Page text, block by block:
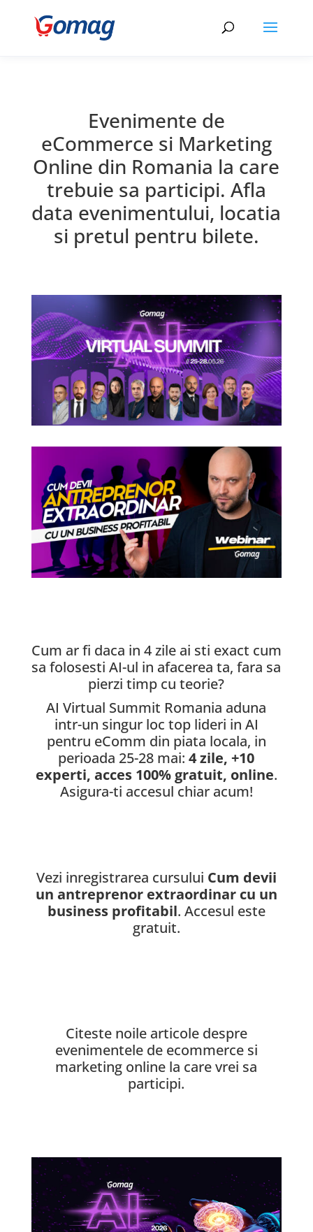
Evenimente de
eCommerce si Marketing
Online din Romania la care
trebuie sa participi. Afla
data evenimentului, locatia
si pretul pentru bilete.
Cum ar fi daca in 4 zile ai sti exact cum
sa folosesti AI-ul in afacerea ta, fara sa
pierzi timp cu teorie?
AI Virtual Summit Romania aduna
intr-un singur loc top lideri in AI
pentru eComm din piata locala, in
perioada 25-28 mai:4 zile, +10
experti, acces 100% gratuit, online.
Asigura-ti accesul chiar acum!
Vezi inregistrarea cursului Cum devii
un antreprenor extraordinar cu un
business profitabil. Accesul este
gratuit.
Citeste noile articole despre
evenimentele de ecommerce si
marketing online la care vrei sa
participi.